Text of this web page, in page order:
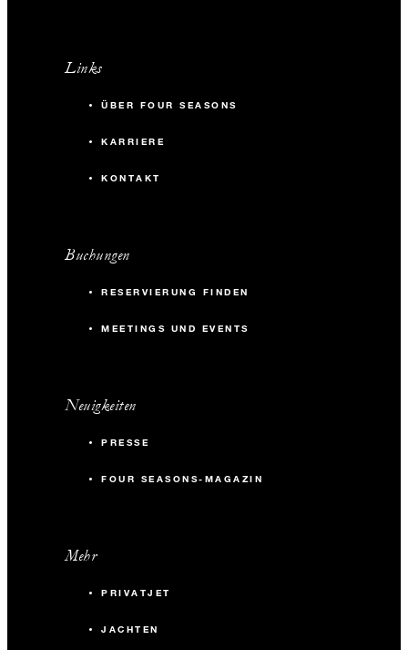
Links
ÜBER FOUR SEASONS
KARRIERE
KONTAKT
Buchungen
RESERVIERUNG FINDEN
MEETINGS UND EVENTS
Neuigkeiten
PRESSE
FOUR SEASONS-MAGAZIN
Mehr
PRIVATJET
JACHTEN